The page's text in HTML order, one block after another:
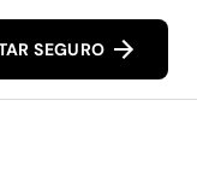
SEGURO